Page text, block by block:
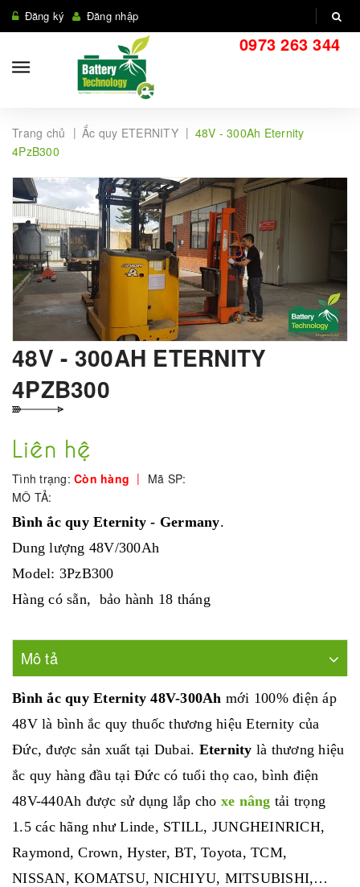
Đăng ký Đăng nhập
0973 263 344
Trang chủ | Ắc quy ETERNITY | 48V - 300Ah Eternity
4PzB300
48V - 300AH ETERNITY
4PZB300
Liên hệ
Tình trạng: Còn hàng | Mã SP:
MÔ TẢ:
Bình ắc quy Eternity - Germany.
Dung lượng 48V/300Ah
Model: 3PzB300
Hàng có sẵn, bảo hành 18 tháng
Mô tả
Bình ắc quy Eternity 48V-300Ah mới 100% điện áp
48V là bình ắc quy thuốc thương hiệu Eternity của
Đức, được sản xuất tại Dubai. Eternity là thương hiệu
ắc quy hàng đầu tại Đức có tuổi thọ cao, bình điện
48V-440Ah được sử dụng lắp cho xe nâng tải trọng
1.5 các hãng như Linde, STILL, JUNGHEINRICH,
Raymond, Crown, Hyster, BT, Toyota, TCM,
NISSAN, KOMATSU, NICHIYU, MITSUBISHI,…